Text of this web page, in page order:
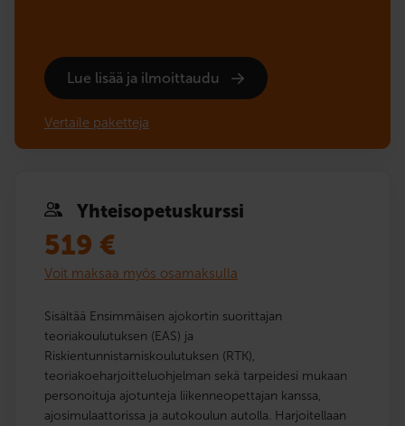
Lue lisää ja ilmoittaudu
Vertaile paketteja
Yhteis­opetuskurssi
519 €
Voit maksaa myös osamaksulla
Sisältää Ensimmäisen ajokortin suorittajan
teoriakoulutuksen (EAS) ja
Riskientunnistamiskoulutuksen (RTK),
teoriakoeharjoitteluohjelman sekä tarpeidesi mukaan
personoituja ajotunteja liikenneopettajan kanssa,
ajosimulaattorissa ja autokoulun autolla. Harjoitellaan